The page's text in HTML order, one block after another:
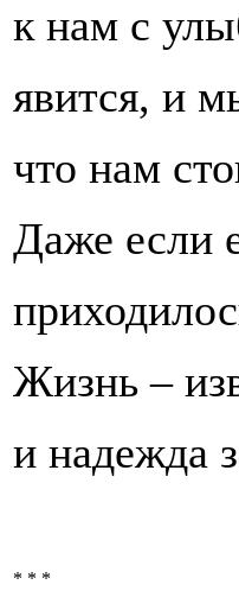
к нам с
явится, и
что нам
Даже если
Жизнь –
и надежда
* * *